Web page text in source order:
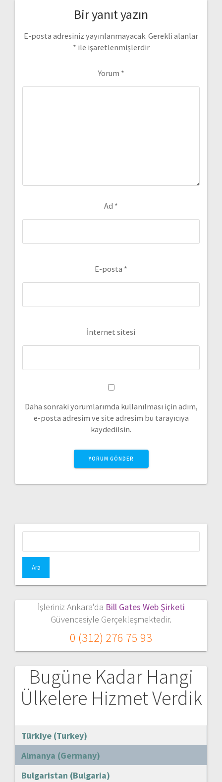
Bir yanıt yazın
E-posta adresiniz yayınlanmayacak. Gerekli alanlar
* ile işaretlenmişlerdir
Yorum *
Ad *
E-posta *
İnternet sitesi
Daha sonraki yorumlarımda kullanılması için adım,
e-posta adresim ve site adresim bu tarayıcıya
kaydedilsin.
İşleriniz Ankara'da Bill Gates Web Şirketi
Güvencesiyle Gerçekleşmektedir.
0 (312) 276 75 93
Bugüne Kadar Hangi
Ülkelere Hizmet Verdik
Türkiye (Turkey)
Almanya (Germany)
Bulgaristan (Bulgaria)